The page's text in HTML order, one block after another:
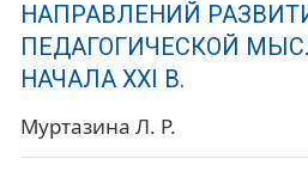
НАПРАВЛЕНИЙ
ПЕДАГОГИЧЕСКОЙ
НАЧАЛА ХХI В.
Муртазина Л. Р.